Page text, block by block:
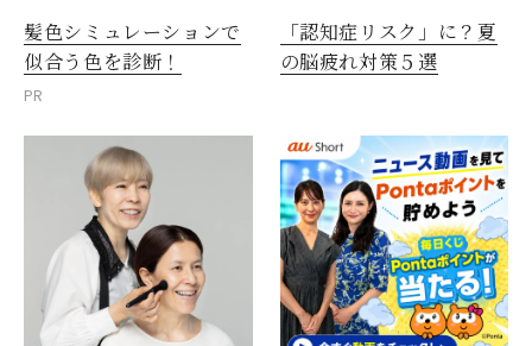
髪色シミュレーションで
似合う色を診断！
PR
「認知症リスク」に？夏
の脳疲れ対策５選